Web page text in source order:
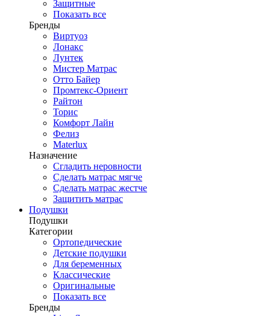
Защитные
Показать все
Бренды
Виртуоз
Лонакс
Лунтек
Мистер Матрас
Отто Байер
Промтекс-Ориент
Райтон
Торис
Комфорт Лайн
Фелиз
Materlux
Назначение
Сгладить неровности
Сделать матрас мягче
Сделать матрас жестче
Защитить матрас
Подушки
Подушки
Категории
Ортопедические
Детские подушки
Для беременных
Классические
Оригинальные
Показать все
Бренды